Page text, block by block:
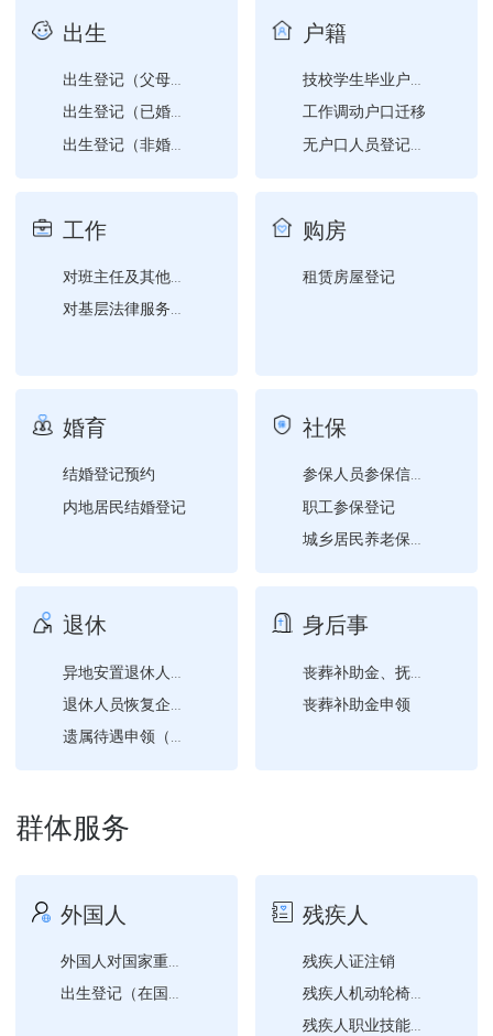
出生
出生登记（父母双方均为已...
出生登记（已婚学生夫妻双...
户籍
技校学生毕业户口迁移
工作调动户口迁移
工作
对班主任及其他德育工作先...
对基层法律服务所、基层法...
购房
租赁房屋登记
婚育
结婚登记预约
内地居民结婚登记
社保
参保人员参保信息查询
职工参保登记
城乡居民养老保险参保登记
退休
退休人员恢复企业养老保险...
遗属待遇申领（退休）
身后事
丧葬补助金申领
群体服务
外国人
外国人对国家重点保护陆生...
出生登记（在国内出生的子...
残疾人
残疾人证注销
残疾人机动轮椅车燃油补贴...
残疾人职业技能培训需求登...